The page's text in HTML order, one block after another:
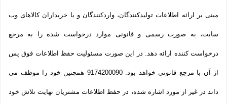
مبنی بر ارائه اطلاعات تولیدکنندگان، واردکنندگان و یا خریداران کالاهای وب
سایت، به صورت رسمی و قانونی موارد درخواست شده را به مرجع
درخواست کننده ارائه دهد. در این صورت مسئولیت حفظ اطلاعات فوق پس
از آن با مرجع قانونی خواهد بود. 9174200090 همچنین خود را موظف می
داند در غیر از مورد اشاره شده، در حفظ اطلاعات مشتریان نهایت تلاش خود